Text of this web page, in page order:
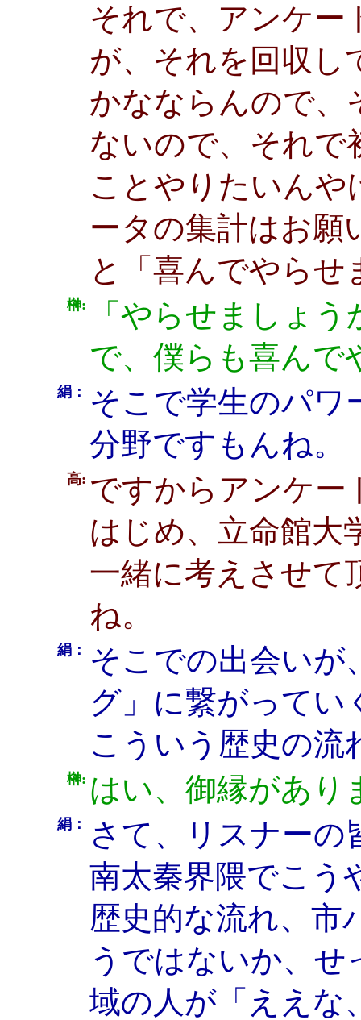
それで、アンケー
が、それを回収し
かなならんので、
ないので、それで
ことやりたいんや
ータの集計はお願
と「喜んでやらせ
榊:
「やらせましょ
で、僕らも喜んで
絹：
そこで学生のパワ
分野ですもんね。
高: ですからアンケー
はじめ、立命館大
一緒に考えさせて
ね。
絹：
そこでの出会いが
グ」に繋がってい
こういう歴史の流
榊: はい、御縁があり
絹：
さて、リスナーの
南太秦界隈でこう
歴史的な流れ、市
うではないか、せ
域の人が「ええな